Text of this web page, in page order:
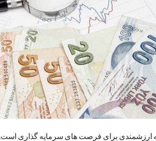
ارزشمندی برای فرصت های سرمایه گذاری